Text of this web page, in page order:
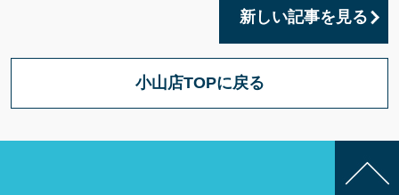
新しい記事を見る
小山店TOPに戻る